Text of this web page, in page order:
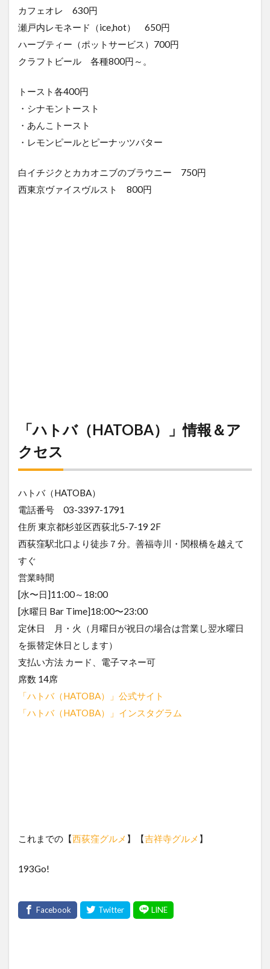
カフェオレ 630円
瀬戸内レモネード（ice,hot） 650円
ハーブティー（ポットサービス）700円
クラフトビール 各種800円～。
トースト各400円
・シナモントースト
・あんこトースト
・レモンピールとピーナッツバター
白イチジクとカカオニブのブラウニー 750円
西東京ヴァイスヴルスト 800円
「ハトバ（HATOBA）」情報＆ア
クセス
ハトバ（HATOBA）
電話番号 03-3397-1791
住所 東京都杉並区西荻北5-7-19 2F
西荻窪駅北口より徒歩７分。善福寺川・関根橋を越えて
すぐ
営業時間
[水〜日]11:00～18:00
[水曜日 Bar Time]18:00〜23:00
定休日 月・火（月曜日が祝日の場合は営業し翌水曜日
を振替定休日とします）
支払い方法 カード、電子マネー可
席数 14席
「ハトバ（HATOBA）」公式サイト
「ハトバ（HATOBA）」インスタグラム
これまでの【西荻窪グルメ 】【吉祥寺グルメ 】
193Go!